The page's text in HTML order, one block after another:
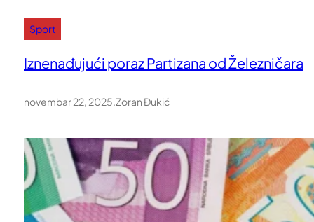
Sport
Iznenađujući poraz Partizana od Železničara
novembar 22, 2025 Zoran Đukić